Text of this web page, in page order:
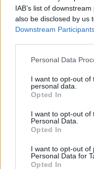
IAB’s list of
also be disclosed by us
Downstream
Personal Data
I want to opt-out of
personal data.
Opted In
I want to opt-out of
Personal Data.
Opted In
I want to opt-out of
Personal Data for
Opted In